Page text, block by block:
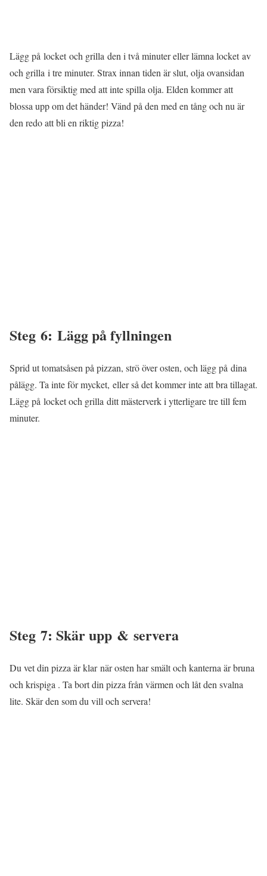
Lägg på locket och grilla den i två minuter eller lämna locket av
och grilla i tre minuter. Strax innan tiden är slut, olja ovansidan
men vara försiktig med att inte spilla olja. Elden kommer att
blossa upp om det händer! Vänd på den med en tång och nu är
den redo att bli en riktig pizza!
Steg 6: Lägg på fyllningen
Sprid ut tomatsåsen på pizzan, strö över osten, och lägg på dina
pålägg. Ta inte för mycket, eller så det kommer inte att bra tillagat.
Lägg på locket och grilla ditt mästerverk i ytterligare tre till fem
minuter.
Steg 7: Skär upp & servera
Du vet din pizza är klar när osten har smält och kanterna är bruna
och krispiga . Ta bort din pizza från värmen och låt den svalna
lite. Skär den som du vill och servera!